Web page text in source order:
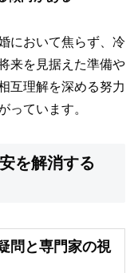
において焦らず、冷
来を見据えた準備や
互理解を深める努力
っています。
を解消する
問と専門家の視